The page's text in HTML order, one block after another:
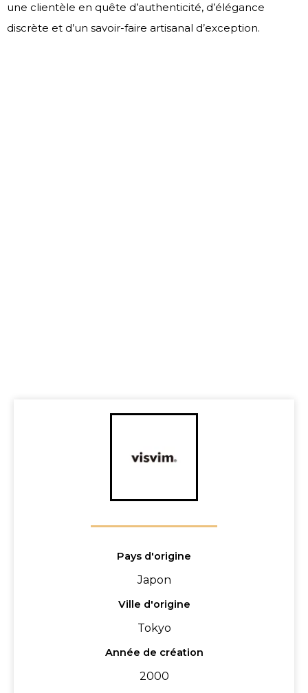
une clientèle en quête d’authenticité, d’élégance
discrète et d’un savoir-faire artisanal d’exception.
Pays d'origine
Japon
Ville d'origine
Tokyo
Année de création
2000